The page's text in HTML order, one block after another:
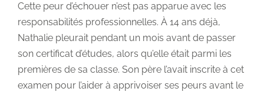
Cette peur d’échouer n’est pas apparue avec les
responsabilités professionnelles. À 14 ans déjà,
Nathalie pleurait pendant un mois avant de passer
son certificat d’études, alors qu’elle était parmi les
premières de sa classe. Son père l’avait inscrite à cet
examen pour l’aider à apprivoiser ses peurs avant le